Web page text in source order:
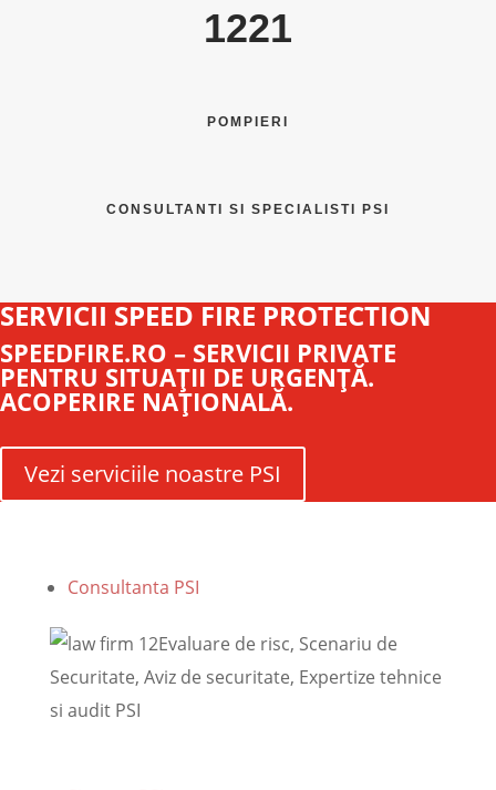
1221
POMPIERI
CONSULTANTI SI SPECIALISTI PSI
SERVICII SPEED FIRE PROTECTION
SPEEDFIRE.RO – SERVICII PRIVATE
PENTRU SITUAŢII DE URGENŢĂ.
ACOPERIRE NAŢIONALĂ.
Vezi serviciile noastre PSI
Consultanta PSI
Evaluare de risc, Scenariu de
Securitate, Aviz de securitate, Expertize tehnice
si audit PSI